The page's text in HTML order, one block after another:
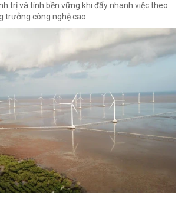
trị và tính bền vững khi đẩy nhanh việc theo
trưởng công nghệ cao.